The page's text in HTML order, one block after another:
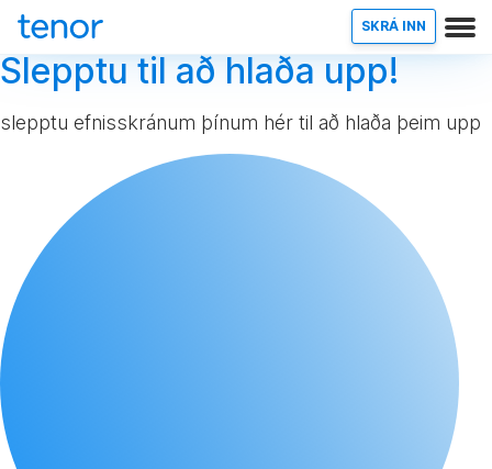
SKRÁ INN
Slepptu til að hlaða upp!
slepptu efnisskránum þínum hér til að hlaða þeim upp